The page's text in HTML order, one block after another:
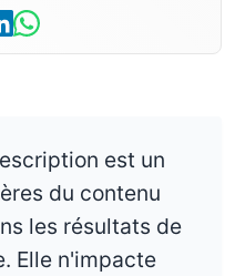
est un
du contenu
les résultats de
Elle n'impacte